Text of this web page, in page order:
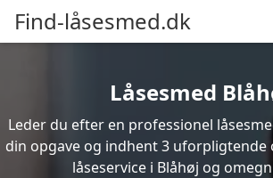
Find-låsesmed.dk
Låsesmed
Leder du efter en professionel
din opgave og indhent 3
låseservice i Blåhøj og